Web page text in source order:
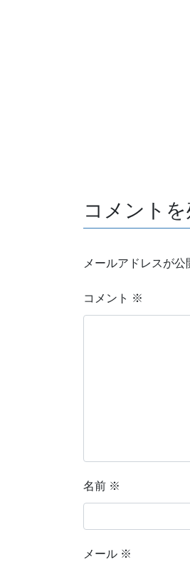
コメント
メールアドレスが公
コメント ※
名前 ※
メール ※